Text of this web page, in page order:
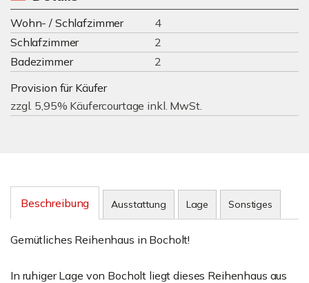
Wohn- / Schlafzimmer
4
Schlafzimmer
2
Badezimmer
2
Provision für Käufer
zzgl. 5,95% Käufercourtage inkl. MwSt.
Beschreibung Ausstattung Lage Sonstiges
Gemütliches Reihenhaus in Bocholt!
In ruhiger Lage von Bocholt liegt dieses Reihenhaus aus